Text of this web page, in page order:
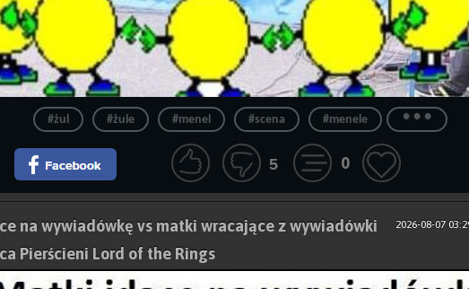
#żul #żule #menel #scena #menele ...
5 0
2026-08-07
na wywiadówkę vs matki wracające z wywiadówki
Pierścieni Lord of the Rings